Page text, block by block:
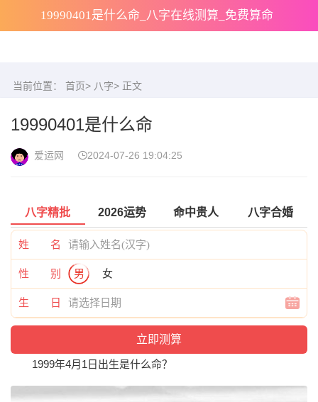
19990401是什么命_八字在线测算_免费算命
当前位置： 首页> 八字> 正文
19990401是什么命
爱运网 2024-07-26 19:04:25
八字精批 2026运势 命中贵人 八字合婚
姓 名
性 别 男 女
生 日
1999年4月1日出生是什么命？